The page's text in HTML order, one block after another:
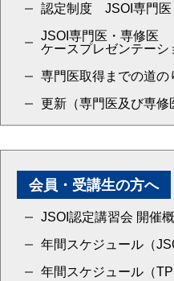
認定制度 JSOI専門医
JSOI専門医・専修医
ケースプレゼンテーシ
専門医取得までの道の
更新（専門医及び専修
会員・受講生の方へ
JSOI認定講習会 開催
年間スケジュール（
年間スケジュール（